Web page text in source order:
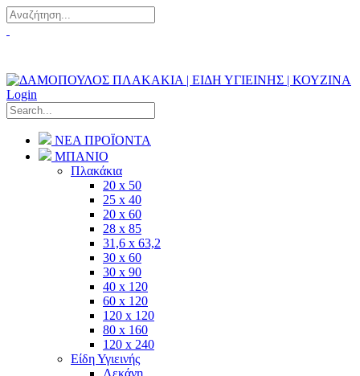
Login
ΝΕΑ ΠΡΟΪΟΝΤΑ
ΜΠΑΝΙΟ
Πλακάκια
20 x 50
25 x 40
20 x 60
28 x 85
31,6 x 63,2
30 x 60
30 x 90
40 x 120
60 x 120
120 x 120
80 x 160
120 x 240
Είδη Υγιεινής
Λεκάνη